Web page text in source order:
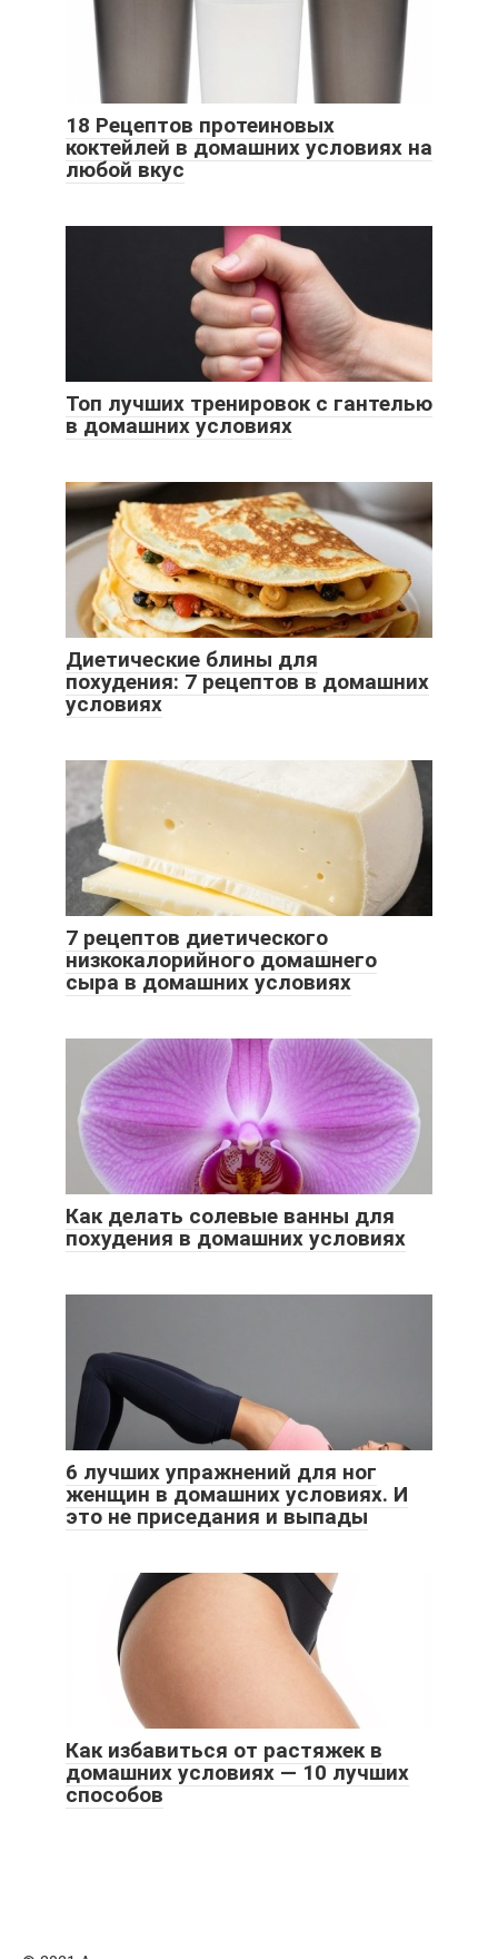
18 Рецептов протеиновых
коктейлей в домашних условиях на
любой вкус
Топ лучших тренировок с гантелью
в домашних условиях
Диетические блины для
похудения: 7 рецептов в домашних
условиях
7 рецептов диетического
низкокалорийного домашнего
сыра в домашних условиях
Как делать солевые ванны для
похудения в домашних условиях
6 лучших упражнений для ног
женщин в домашних условиях. И
это не приседания и выпады
Как избавиться от растяжек в
домашних условиях — 10 лучших
способов